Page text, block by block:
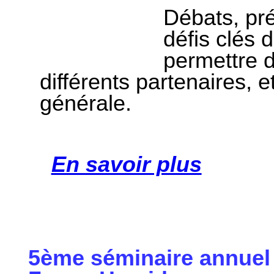
Débats,
défis clés
permettre
différents partenaires,
générale.
En savoir plus
5ème séminaire